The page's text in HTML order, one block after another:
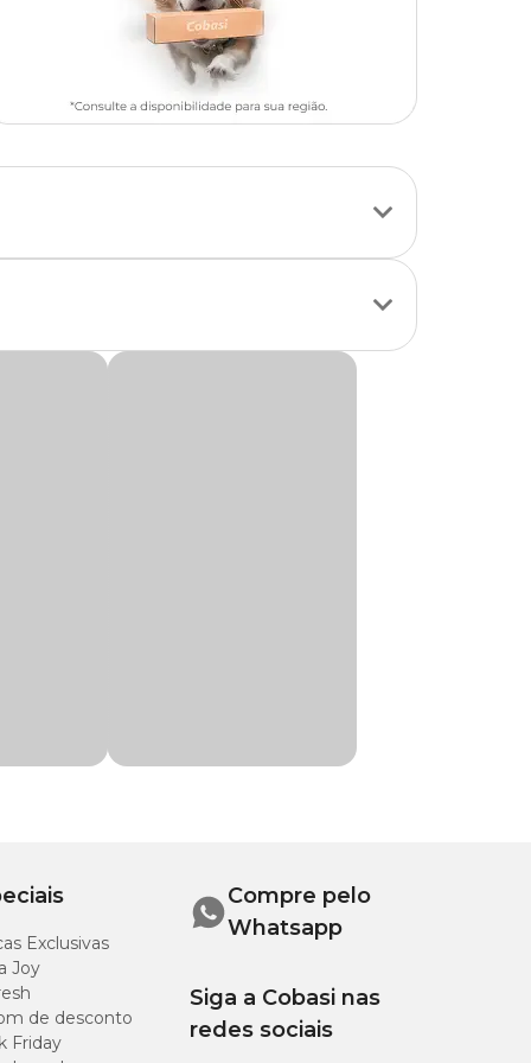
anus, S.
Exclusivas
Joy
de desconto
Friday
Compre pelo
Whatsapp
Siga a Cobasi nas
redes sociais